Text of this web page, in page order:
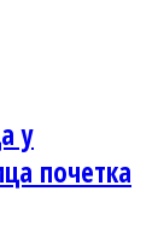
у
почетка